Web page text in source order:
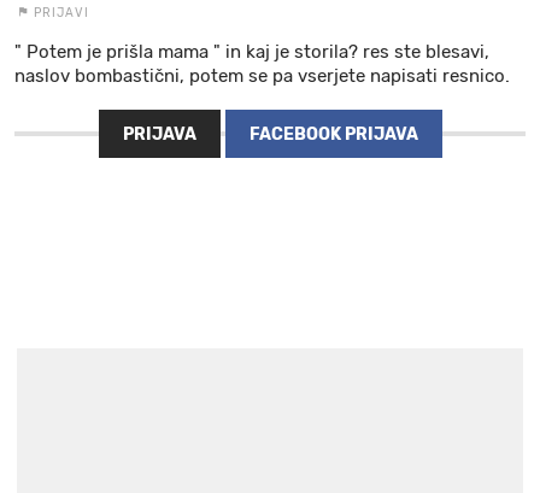
PRIJAVI
" Potem je prišla mama " in kaj je storila? res ste blesavi,
naslov bombastični, potem se pa vserjete napisati resnico.
PRIJAVA FACEBOOK PRIJAVA